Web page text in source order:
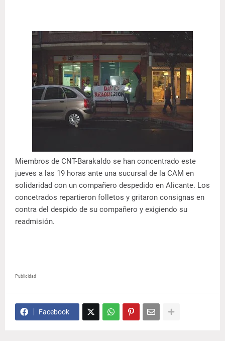
Miembros de CNT-Barakaldo se han concentrado este
jueves a las 19 horas ante una sucursal de la CAM en
solidaridad con un compañero despedido en Alicante. Los
concetrados repartieron folletos y gritaron consignas en
contra del despido de su compañero y exigiendo su
readmisión.
Publicidad
Facebook